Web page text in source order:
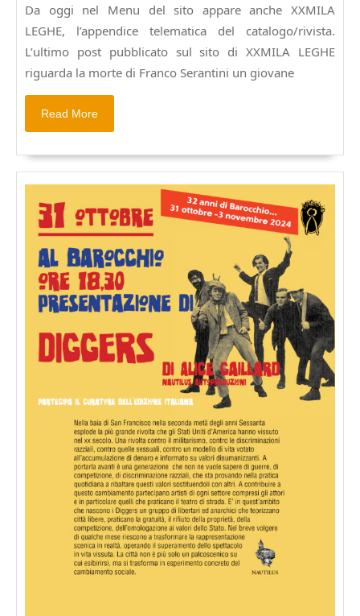
telematica
del
catalogo
rivista
Da oggi nel Menu del sito appare anche XXMILA
LEGHE, l’appendice telematica del catalogo/rivista.
L’ultimo post pubblicato sul sito di XXMILA LEGHE
riguarda la morte di Franco Serantini un giovane
Read More